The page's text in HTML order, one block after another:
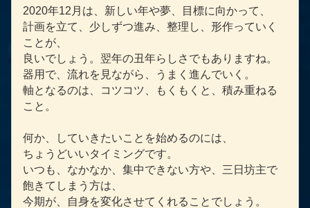
2020年12月は、新しい年や夢、目標に向かって、
計画を立て、少しずつ進み、整理し、形作っていく
ことが、
良いでしょう。翌年の丑年らしさでもありますね。
器用で、流れを見ながら、うまく進んでいく。
軸となるのは、コツコツ、もくもくと、積み重ねる
こと。
何か、していきたいことを始めるのには、
ちょうどいいタイミングです。
いつも、なかなか、集中できない方や、三日坊主で
飽きてしまう方は、
今期が、自身を変化させてくれることでしょう。